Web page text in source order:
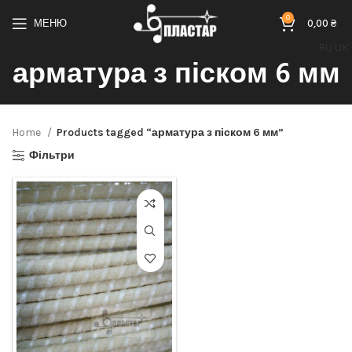
МЕНЮ 0 0,00₴
арматура з піском 6 мм
Home
Products tagged “арматура з піском 6 мм”
Фільтри